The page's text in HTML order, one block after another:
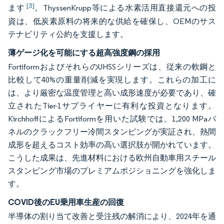
ます [3]。ThyssenKrupp等による水素活用直接還元への投
資は、低炭素原料の将来的な供給を確保し、OEMのサス
テナビリティ公約を支援します。
薄ゲージ化を可能にする超高強度鋼の採用
FortiformおよびそれらのUHSSシリーズは、従来の軟鋼と
比較して40%の重量削減を実現します。これらの加工に
は、より厳密な温度管理と高い成形速度が必要であり、確
立されたTier-1サプライヤーに有利な投資となります。
KirchhoffによるFortiformを用いた試験では、1,200 MPaパ
ネルのクラックフリー冷間スタンピングが実証され、熱間
成形を超えるコスト効率の高い選択肢が開かれています。
こうした成果は、先進材料における欧州自動車用スチール
スタンピング市場のプレミアムポジショニングを強化しま
す。
COVID後のEU乗用車生産の回復
半導体の割り当て改善と受注残の解消により、2024年を通